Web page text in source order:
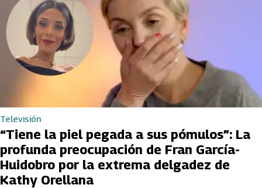
Televisión
“Tiene la piel pegada a sus pómulos”: La
profunda preocupación de Fran García-
Huidobro por la extrema delgadez de
Kathy Orellana